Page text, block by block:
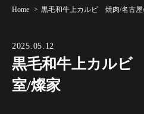
Home 黒毛和牛上カルビ 焼肉/名古屋
2025.05.12
黒毛和牛上カルビ
室/燦家